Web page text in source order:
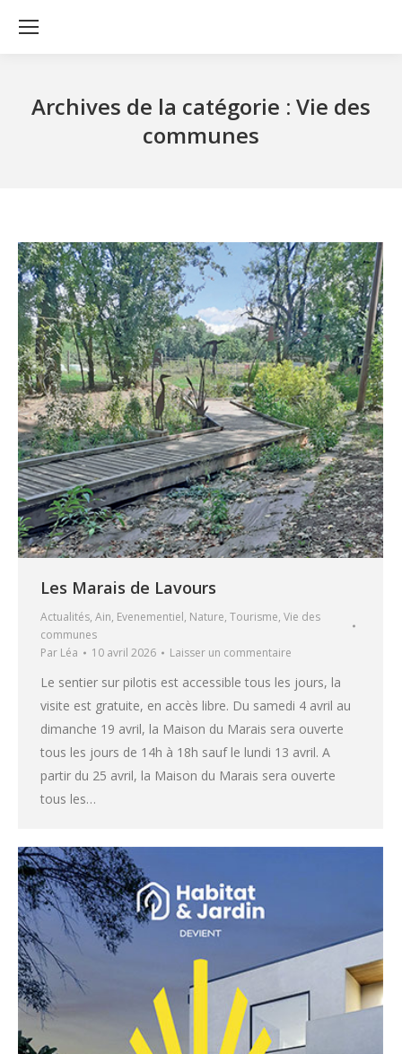
Archives de la catégorie : Vie des
communes
Les Marais de Lavours
Actualités, Ain, Evenementiel, Nature, Tourisme, Vie des
communes
Par Léa 10 avril 2026 Laisser un commentaire
Le sentier sur pilotis est accessible tous les jours, la
visite est gratuite, en accès libre. Du samedi 4 avril au
dimanche 19 avril, la Maison du Marais sera ouverte
tous les jours de 14h à 18h sauf le lundi 13 avril. A
partir du 25 avril, la Maison du Marais sera ouverte
tous les…